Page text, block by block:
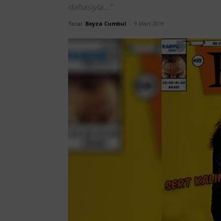
dahasıyla…"
Yazar Beyza Cumbul - 9 Mart 2019